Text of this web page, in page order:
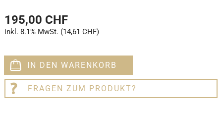
195,00 CHF
inkl. 8.1% MwSt. (14,61 CHF)
IN DEN WARENKORB
FRAGEN ZUM PRODUKT?